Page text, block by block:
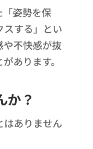
姿勢を保
スする」とい
や不快感が抜
あります。
か？
はありません